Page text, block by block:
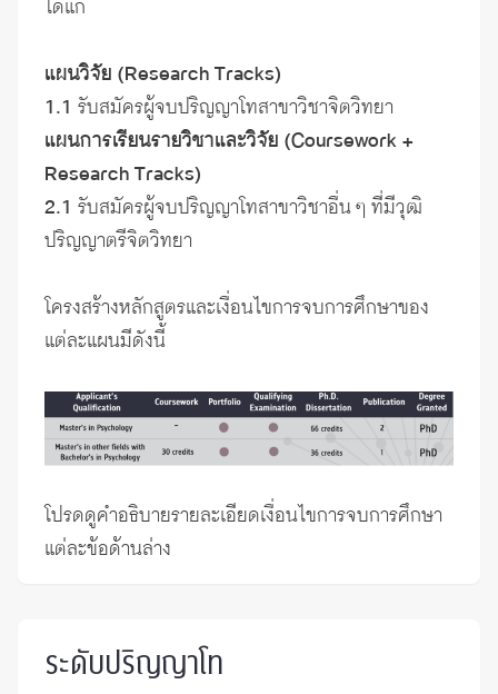
ได้แก่
แผนวิจัย (Research Tracks)
1.1 รับสมัครผู้จบปริญญาโทสาขาวิชาจิตวิทยา
แผนการเรียนรายวิชาและวิจัย (Coursework +
Research Tracks)
2.1 รับสมัครผู้จบปริญญาโทสาขาวิชาอื่น ๆ ที่มีวุฒิ
ปริญญาตรีจิตวิทยา
โครงสร้างหลักสูตรและเงื่อนไขการจบการศึกษาของ
แต่ละแผนมีดังนี้
โปรดดูคำอธิบายรายละเอียดเงื่อนไขการจบการศึกษา
แต่ละข้อด้านล่าง
ระดับปริญญาโท